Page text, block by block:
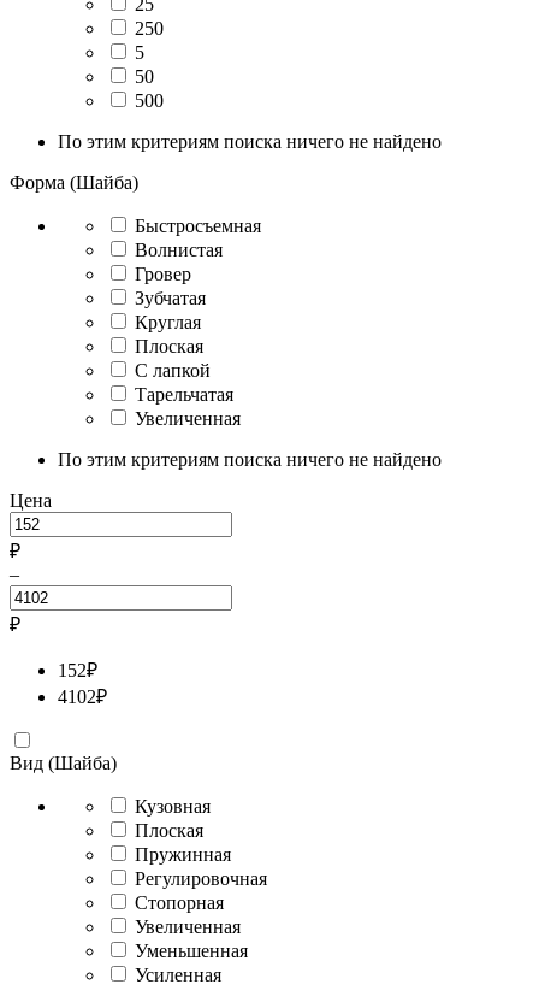
25
250
5
50
500
По этим критериям поиска ничего не найдено
Форма (Шайба)
Быстросъемная
Волнистая
Гровер
Зубчатая
Круглая
Плоская
С лапкой
Тарельчатая
Увеличенная
По этим критериям поиска ничего не найдено
Цена
₽
–
₽
152₽
4102₽
Вид (Шайба)
Кузовная
Плоская
Пружинная
Регулировочная
Стопорная
Увеличенная
Уменьшенная
Усиленная